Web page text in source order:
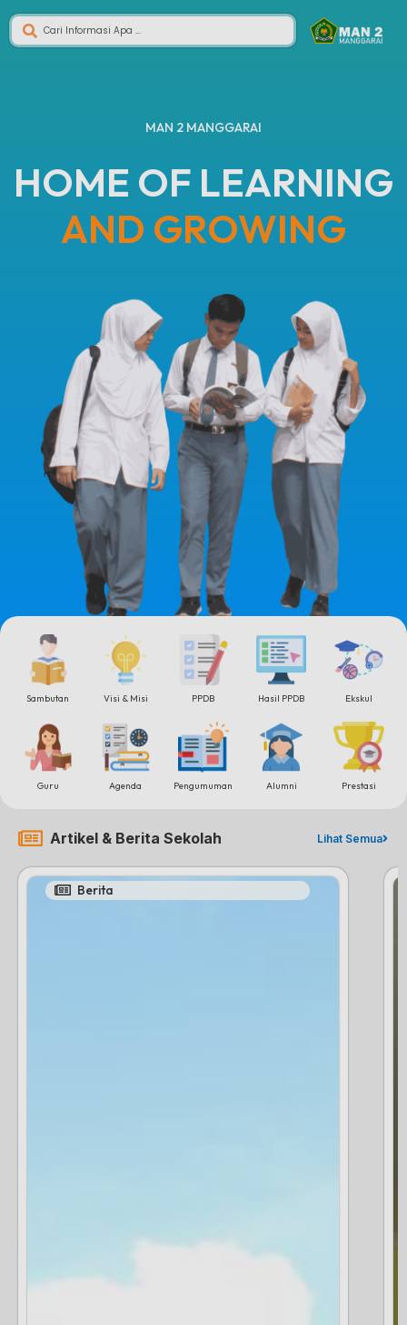
MAN 2 MANGGARAI
HOME OF LEARNING
AND GROWING
Sambutan Visi & Misi PPDB Hasil PPDB Ekskul
Guru Agenda Pengumuman Alumni Prestasi
Artikel & Berita Sekolah Lihat Semua
Berita